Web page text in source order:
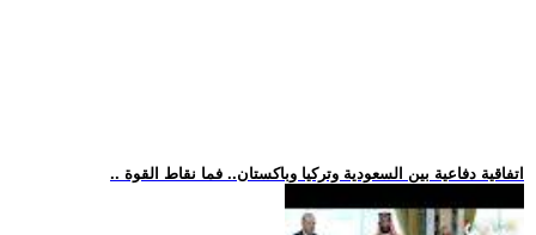
.. اتفاقية دفاعية بين السعودية وتركيا وباكستان.. فما نقاط القوة